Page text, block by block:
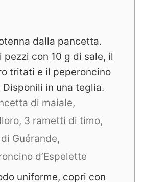
dalla pancetta.
pezzi con 10 g di sale, il
tritati e il peperoncino
Disponili in una teglia.
di maiale,
3 rametti di timo,
Guérande,
d’Espelette
uniforme, copri con